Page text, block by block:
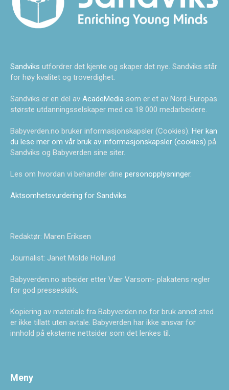
Sandviks utfordrer det kjente og skaper det nye. Sandviks står
for høy kvalitet og troverdighet.
Sandviks er en del av AcadeMedia som er et av Nord-Europas
største utdanningsselskaper med ca 18 000 medarbeidere.
Babyverden.no bruker informasjonskapsler (Cookies). Her kan
du lese mer om vår bruk av informasjonskapsler (cookies) på
Sandviks og Babyverden sine siter.
Les om hvordan vi behandler dine personopplysninger.
Aktsomhetsvurdering for Sandviks.
Redaktør: Maren Eriksen
Journalist: Janet Molde Hollund
Babyverden.no arbeider etter Vær Varsom- plakatens regler
for god presseskikk.
Kopiering av materiale fra Babyverden.no for bruk annet sted
er ikke tillatt uten avtale. Babyverden har ikke ansvar for
innhold på eksterne nettsider som det lenkes til.
Meny